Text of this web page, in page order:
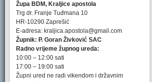
Župa BDM, Kraljice apostola
Trg dr. Franje Tuđmana 10
HR-10290 Zaprešić
E-adresa: kraljica.apostola@gmail.com
Župnik: P. Goran Živković SAC
Radno vrijeme župnog ureda:
10:00 – 12:00 sati
17:00 – 19:00 sati
Župni ured ne radi vikendom i državnim